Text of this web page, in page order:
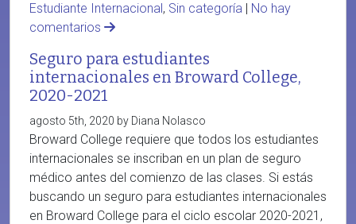
Estudiante Internacional, Sin categoría | No hay
comentarios
Seguro para estudiantes
internacionales en Broward College,
2020-2021
agosto 5th, 2020 by Diana Nolasco
Broward College requiere que todos los estudiantes
internacionales se inscriban en un plan de seguro
médico antes del comienzo de las clases. Si estás
buscando un seguro para estudiantes internacionales
en Broward College para el ciclo escolar 2020-2021,